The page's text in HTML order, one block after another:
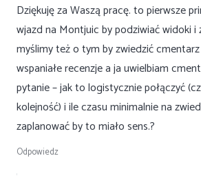
Dziękuję za Waszą pracę. to pierwsze
wjazd na Montjuic by podziwiać widoki i
myślimy też o tym by zwiedzić
wspaniałe recenzje a ja uwielbiam
pytanie – jak to logistycznie połączyć
kolejność) i ile czasu minimalnie na
zaplanować by to miało sens.?
Odpowiedz